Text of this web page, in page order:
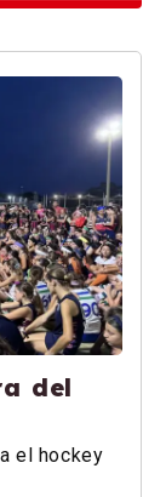
del
el hockey